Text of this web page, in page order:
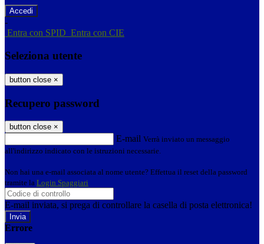
-
Entra con SPID Entra con CIE
Seleziona utente
button close ×
Recupero password
button close ×
E-mail Verrà inviato un messaggio
all'indirizzo indicato con le istruzioni necessarie.
Non hai una e-mail associata al nome utente? Effettua il reset della password
tramite la Login Spaggiari
E-mail inviata, si prega di controllare la casella di posta elettronica!
Errore